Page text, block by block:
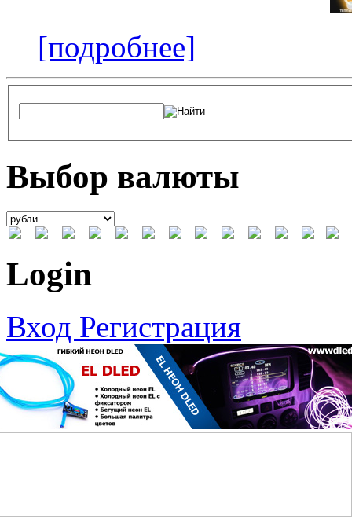
[подробнее]
Выбор валюты
Login
Вход Регистрация